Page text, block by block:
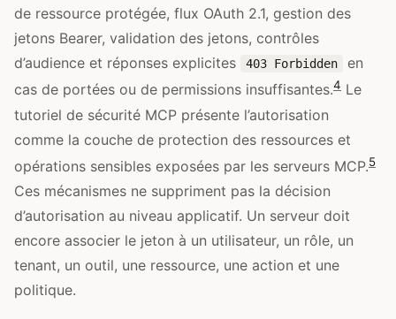
de ressource protégée, flux OAuth 2.1, gestion des
jetons Bearer, validation des jetons, contrôles
d’audience et réponses explicites
403 Forbidden
en
cas de portées ou de permissions insuffisantes.4 Le
tutoriel de sécurité MCP présente l’autorisation
comme la couche de protection des ressources et
opérations sensibles exposées par les serveurs MCP.5
Ces mécanismes ne suppriment pas la décision
d’autorisation au niveau applicatif. Un serveur doit
encore associer le jeton à un utilisateur, un rôle, un
tenant, un outil, une ressource, une action et une
politique.